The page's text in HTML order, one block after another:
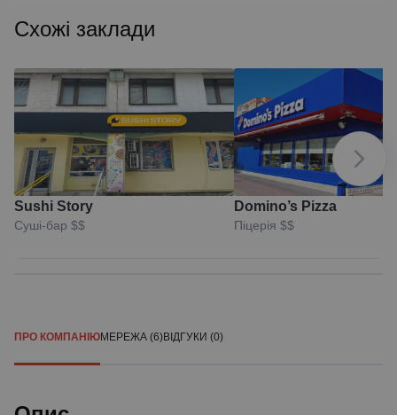
Схожі заклади
Sushi Story
Суші-бар $$
Domino’s Pizza
Піцерія $$
ПРО КОМПАНІЮМЕРЕЖА (6)ВІДГУКИ (0)